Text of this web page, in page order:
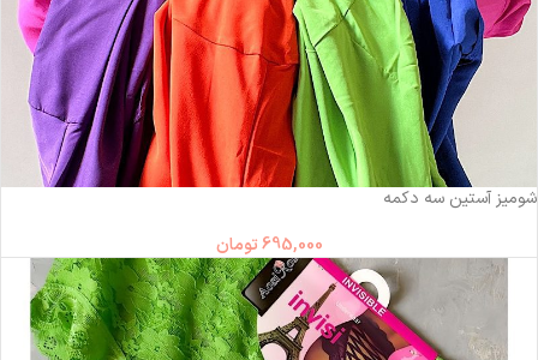
شومیز آستین سه دکمه
695,000تومان